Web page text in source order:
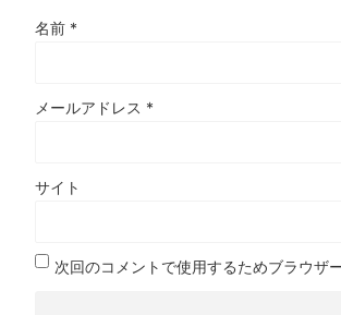
名前 *
メールアドレス *
サイト
次回のコメントで使用するためブラウザ